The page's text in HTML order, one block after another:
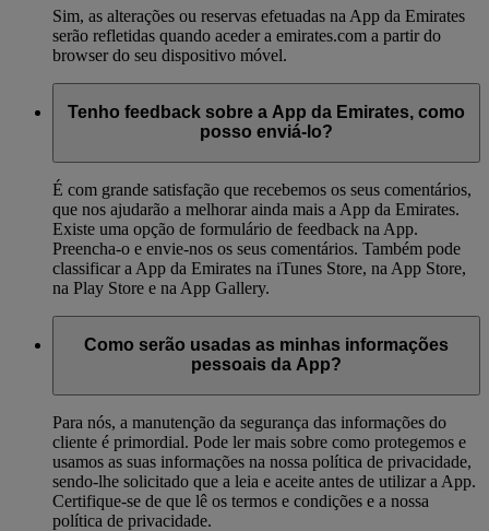
Sim, as alterações ou reservas efetuadas na App da Emirates
serão refletidas quando aceder a emirates.com a partir do
browser do seu dispositivo móvel.
Tenho feedback sobre a App da Emirates, como
posso enviá-lo?
É com grande satisfação que recebemos os seus comentários,
que nos ajudarão a melhorar ainda mais a App da Emirates.
Existe uma opção de formulário de feedback na App.
Preencha-o e envie-nos os seus comentários. Também pode
classificar a App da Emirates na iTunes Store, na App Store,
na Play Store e na App Gallery.
Como serão usadas as minhas informações
pessoais da App?
Para nós, a manutenção da segurança das informações do
cliente é primordial. Pode ler mais sobre como protegemos e
usamos as suas informações na nossa política de privacidade,
sendo-lhe solicitado que a leia e aceite antes de utilizar a App.
Certifique-se de que lê os termos e condições e a nossa
política de privacidade.